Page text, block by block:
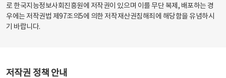
로 한국지능정보사회진흥원에 저작권이 있으며 이를 무단 복제, 배포하는 경
우에는 저작권법 제97조의5에 의한 저작재산권침해죄에 해당함을 유념하시
기 바랍니다.
저작권 정책 안내